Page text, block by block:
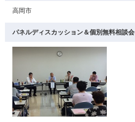
高岡市
パネルディスカッション＆個別無料相談会